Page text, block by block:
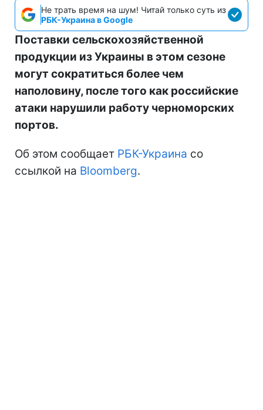
Не трать время на шум! Читай только суть из
РБК-Украина в Google
Поставки сельскохозяйственной
продукции из Украины в этом сезоне
могут сократиться более чем
наполовину, после того как российские
атаки нарушили работу черноморских
портов.
Об этом сообщает РБК-Украина со
ссылкой на Bloomberg.